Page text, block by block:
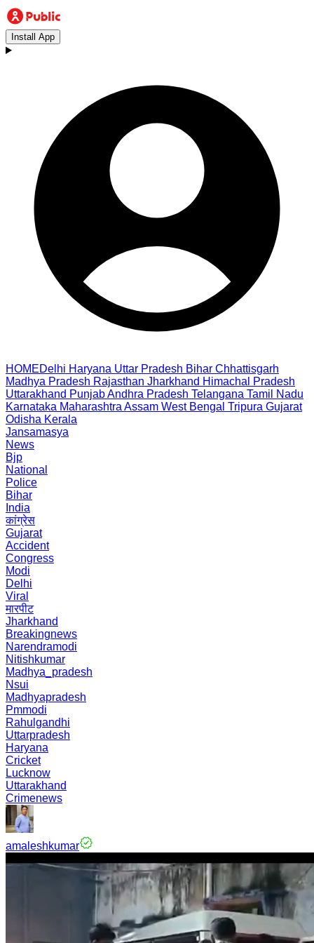
Install App
HOMEDelhi Haryana Uttar Pradesh Bihar Chhattisgarh
Madhya Pradesh Rajasthan Jharkhand Himachal Pradesh
Uttarakhand PunjabAndhra Pradesh Telangana Tamil Nadu
Karnataka Maharashtra Assam West Bengal Tripura Gujarat
Odisha Kerala
Jansamasya
News
Bjp
National
Police
Bihar
India
कांग्रेस
Gujarat
Accident
Congress
Modi
Delhi
Viral
मारपीट
Jharkhand
Breakingnews
Narendramodi
Nitishkumar
Madhya_pradesh
Nsui
Madhyapradesh
Pmmodi
Rahulgandhi
Uttarpradesh
Haryana
Cricket
Lucknow
Uttarakhand
Crimenews
amaleshkumar